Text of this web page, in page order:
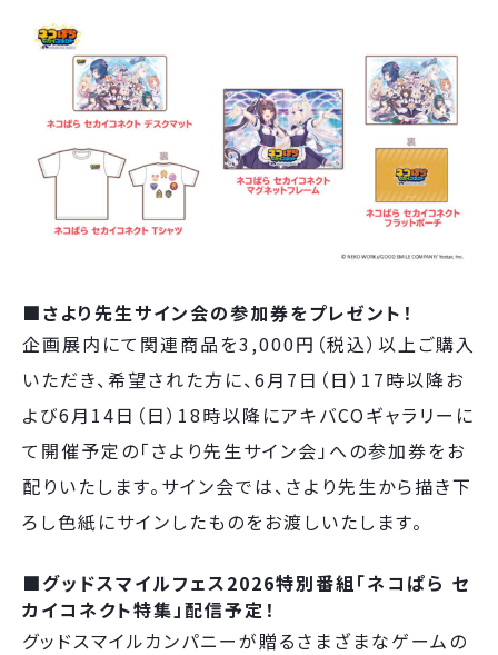
■さより先生サイン会の参加券をプレゼント！
企画展内にて関連商品を3,000円（税込）以上ご購入
いただき、希望された方に、6月7日（日）17時以降お
よび6月14日（日）18時以降にアキバCOギャラリーに
て開催予定の「さより先生サイン会」への参加券をお
配りいたします。サイン会では、さより先生から描き下
ろし色紙にサインしたものをお渡しいたします。
■グッドスマイルフェス2026特別番組「ネコぱら セ
カイコネクト特集」配信予定！
グッドスマイルカンパニーが贈るさまざまなゲームの